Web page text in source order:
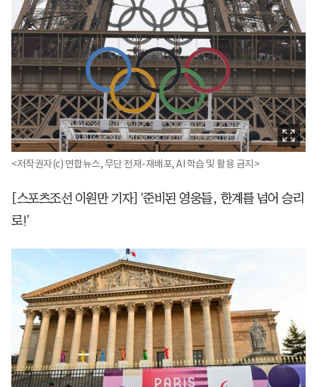
<저작권자(c) 연합뉴스, 무단 전재-재배포, AI 학습 및 활용 금지>
[스포츠조선 이원만 기자] '준비된 영웅들, 한계를 넘어 승리
로!'